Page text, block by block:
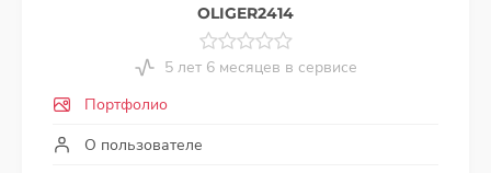
OLIGER2414
5 лет 6 месяцев в сервисе
Портфолио
О пользователе